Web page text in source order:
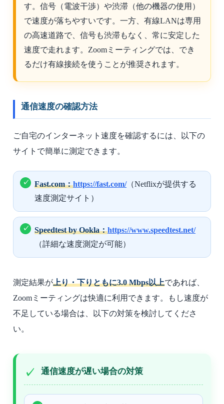
す。信号（電波干渉）や渋滞（他の機器の使用）
で速度が落ちやすいです。一方、有線LANは専用
の高速道路で、信号も渋滞もなく、常に安定した
速度で走れます。Zoomミーティングでは、でき
るだけ有線接続を使うことが推奨されます。
通信速度の確認方法
ご自宅のインターネット速度を確認するには、以下の
サイトで簡単に測定できます。
Fast.com：https://fast.com/（Netflixが提供する
速度測定サイト）
Speedtest by Ookla：https://www.speedtest.net/
（詳細な速度測定が可能）
測定結果が上り・下りともに3.0 Mbps以上であれば、
Zoomミーティングは快適に利用できます。もし速度が
不足している場合は、以下の対策を検討してくださ
い。
通信速度が遅い場合の対策